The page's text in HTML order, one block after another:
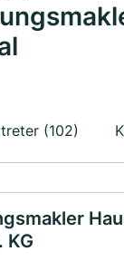
(102)
KG